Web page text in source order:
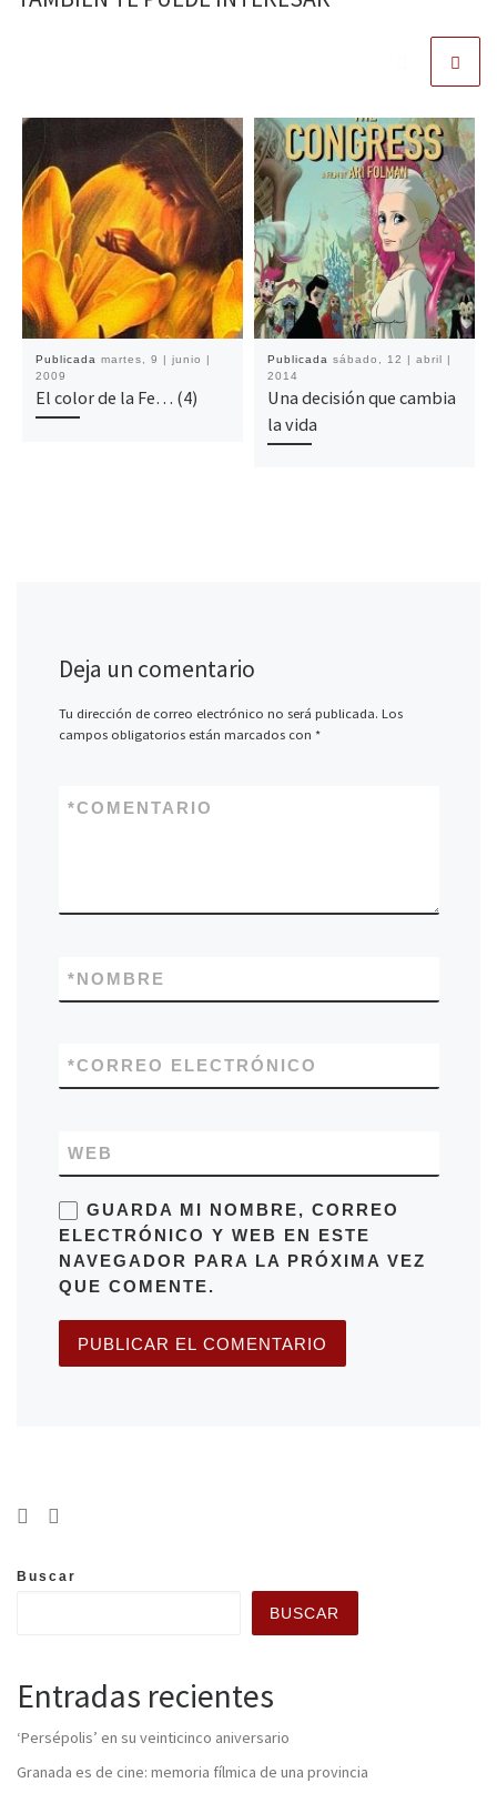
Publicada martes, 9 | junio |
2009
El color de la Fe… (4)
Publicada sábado, 12 | abril |
2014
Una decisión que cambia
la vida
Deja un comentario
Tu dirección de correo electrónico no será publicada. Los
campos obligatorios están marcados con *
COMENTARIO
*
NOMBRE
*
CORREO ELECTRÓNICO
*
WEB
GUARDA MI NOMBRE, CORREO
ELECTRÓNICO Y WEB EN ESTE
NAVEGADOR PARA LA PRÓXIMA VEZ
QUE COMENTE.
Buscar
BUSCAR
Entradas recientes
‘Persépolis’ en su veinticinco aniversario
Granada es de cine: memoria fílmica de una provincia